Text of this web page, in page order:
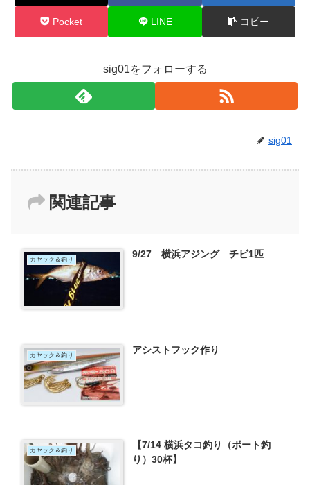
Pocket LINE コピー
sig01をフォローする
sig01
関連記事
カヤック＆釣り 9/27 横浜アジング チビ1匹
カヤック＆釣り アシストフック作り
カヤック＆釣り
【7/14 横浜タコ釣り（ボート釣
り）30杯】